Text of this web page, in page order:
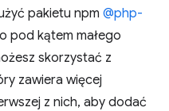
pakietu npm @php-
pod kątem małego
skorzystać z
zawiera więcej
z nich, aby dodać